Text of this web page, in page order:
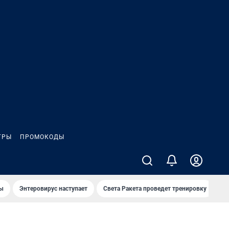
ПРОМОКОДЫ
Энтеровирус наступает Света Ракета проведет тренировку